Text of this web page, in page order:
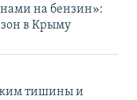
на бензин»:
в Крыму
тишины и